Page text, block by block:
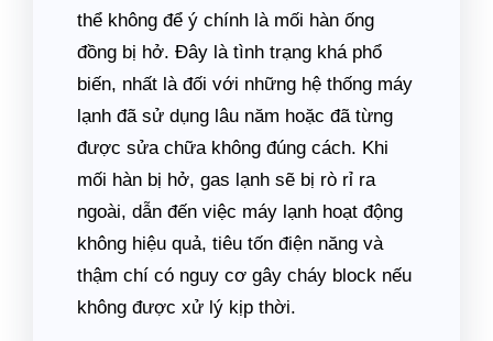
thể không để ý chính là mối hàn ống
đồng bị hở. Đây là tình trạng khá phổ
biến, nhất là đối với những hệ thống máy
lạnh đã sử dụng lâu năm hoặc đã từng
được sửa chữa không đúng cách. Khi
mối hàn bị hở, gas lạnh sẽ bị rò rỉ ra
ngoài, dẫn đến việc máy lạnh hoạt động
không hiệu quả, tiêu tốn điện năng và
thậm chí có nguy cơ gây cháy block nếu
không được xử lý kịp thời.